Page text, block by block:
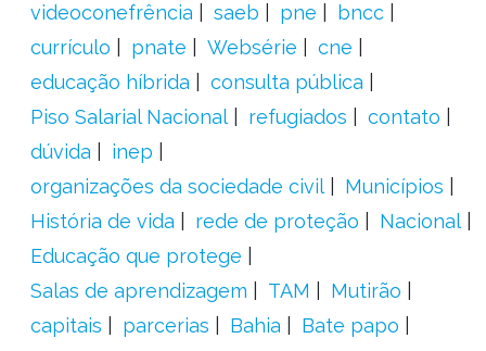
videoconefrência
saeb pne
bncc
currículo
pnate Websérie
cne
educação híbrida
consulta pública
Piso Salarial Nacional
refugiados
contato
dúvida
inep
organizações da sociedade civil
Municípios
História de vida
rede de proteção
Nacional
Educação que protege
Salas de aprendizagem
TAM
Mutirão
capitais
parcerias Bahia
Bate papo